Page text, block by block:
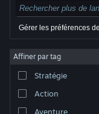
© Valve Corporation. Tous droits
titulaires aux États-Unis et dans
Accessibilité
Remboursements
Gérer les préférences
Affiner par tag
Stratégie
Action
Aventure